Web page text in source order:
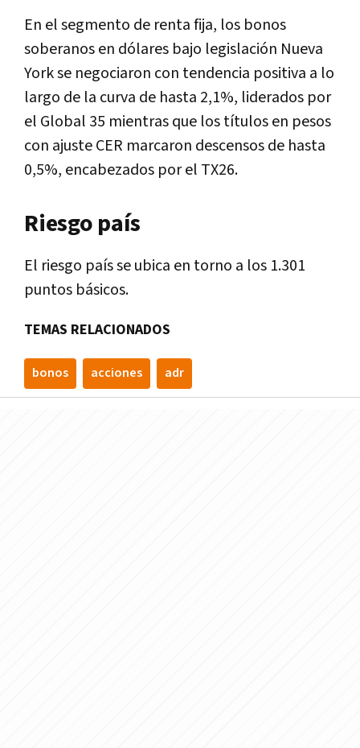
En el segmento de renta fija, los bonos
soberanos en dólares bajo legislación Nueva
York se negociaron con tendencia positiva a lo
largo de la curva de hasta 2,1%, liderados por
el Global 35 mientras que los títulos en pesos
con ajuste CER marcaron descensos de hasta
0,5%, encabezados por el TX26.
Riesgo país
El riesgo país se ubica en torno a los 1.301
puntos básicos.
TEMAS RELACIONADOS
bonos acciones adr